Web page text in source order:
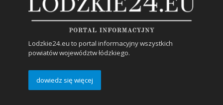
Lodzkie24.eu to portal informacyjny wszystkich
powiatów województw łódzkiego.
dowiedz się więcej